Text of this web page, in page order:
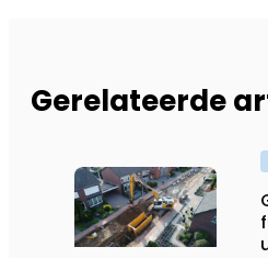
Gerelateerde